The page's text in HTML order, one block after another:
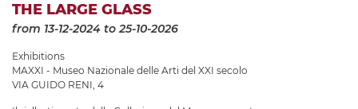
THE LARGE GLASS
from 13-12-2024 to 25-10-2026
Exhibitions
MAXXI - Museo Nazionale delle Arti del XXI secolo
VIA GUIDO RENI, 4